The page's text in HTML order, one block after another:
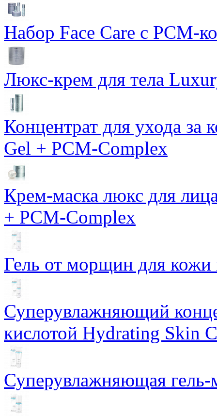
Набор Face Care с PCM-
Люкс-крем для тела
Концентрат для ухода за
Gel + PCM-Complex
Крем-маска люкс для
+ PCM-Complex
Гель от морщин для кожи
Суперувлажняющий
кислотой Hydrating Skin
Суперувлажняющая